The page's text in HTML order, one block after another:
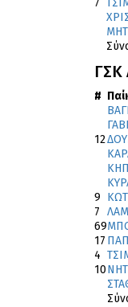
7
ΓΣΚ
#
12
9
7
69
17
4
10